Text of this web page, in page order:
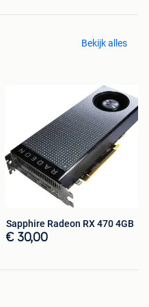
Bekijk alles
Sapphire Radeon RX 470 4GB
€ 30,00